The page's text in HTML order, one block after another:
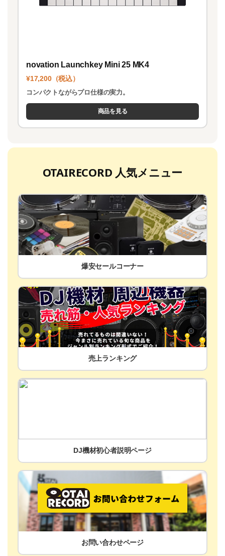
novation Launchkey Mini 25 MK4
¥17,200（税込）
コンパクトながらプロ仕様の実力。
商品を見る
OTAIRECORD 人気メニュー
爆安セールコーナー
売上ランキング
DJ機材初心者説明ページ
お問い合わせページ